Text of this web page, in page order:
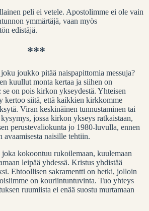
peli ei vetele. Apostolimme ei ole vain
ymmärtäjä, vaan myös
edistäjä.
***
joukko pitää naispapittomia messuja?
kuullut monta kertaa ja siihen on
se on pois kirkon ykseydestä. Yhteisen
kertoo siitä, että kaikkien kirkkomme
Viran keskinäinen tunnustaminen tai
jossa kirkon ykseys ratkaistaan,
perustevaliokunta jo 1980-luvulla, ennen
avaamisesta naisille tehtiin.
joka kokoontuu rukoilemaan, kuulemaan
leipää yhdessä. Kristus yhdistää
Ehtoollisen sakramentti on hetki, jolloin
on kouriintuntuvinta. Tuo yhteys
ruumiista ei enää suostu murtamaan